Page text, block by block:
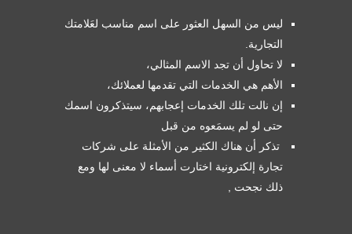
ليس من السهل العثور على اسم مناسب لعَلامتك
التجارية.
لا تحاول أن تجد الاسم المثالي،
الأهم هي الخدمات التي تقدمها لعملائك،
إن نالت تلك الخدمات إعجابهم، سيتذكرون اسمك
حتى لو لم يسمَعوه من قبل
تذكر أن هناك الكثير من الأمثلة على شركات
تجارة إلكترونية اختارت أسماء لا معنى لها ومع
ذلك نجحت ,